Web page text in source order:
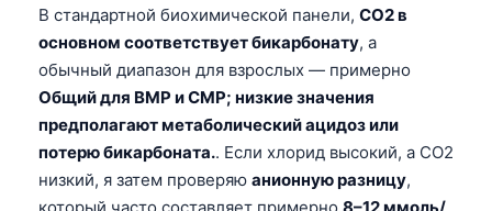
В стандартной биохимической панели, CO2 в
основном соответствует бикарбонату, а
обычный диапазон для взрослых — примерно
Общий для BMP и CMP; низкие значения
предполагают метаболический ацидоз или
потерю бикарбоната.. Если хлорид высокий, а CO2
низкий, я затем проверяю анионную разницу,